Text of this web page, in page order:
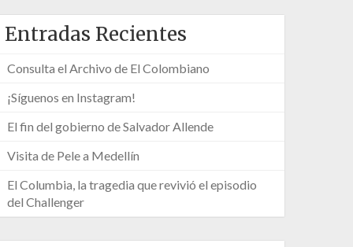
Entradas Recientes
Consulta el Archivo de El Colombiano
¡Síguenos en Instagram!
El fin del gobierno de Salvador Allende
Visita de Pele a Medellín
El Columbia, la tragedia que revivió el episodio
del Challenger